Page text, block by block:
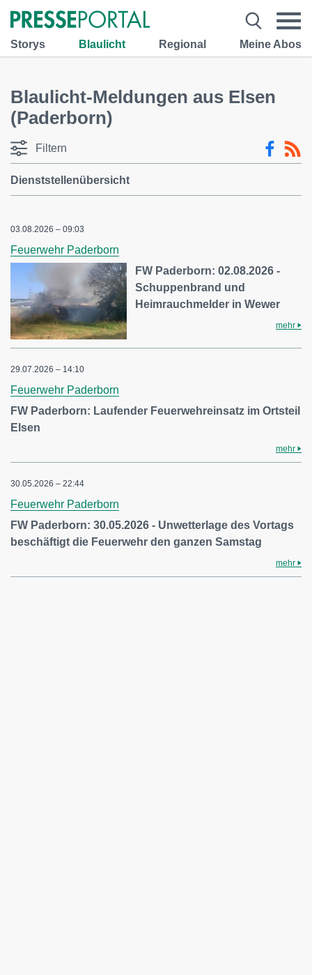
Storys Blaulicht Regional Meine Abos
Blaulicht-Meldungen aus Elsen
(Paderborn)
Filtern
Dienststellenübersicht
03.08.2026 – 09:03
Feuerwehr Paderborn
FW Paderborn: 02.08.2026 -
Schuppenbrand und
Heimrauchmelder in Wewer
mehr
29.07.2026 – 14:10
Feuerwehr Paderborn
FW Paderborn: Laufender Feuerwehreinsatz im Ortsteil
Elsen
mehr
30.05.2026 – 22:44
Feuerwehr Paderborn
FW Paderborn: 30.05.2026 - Unwetterlage des Vortags
beschäftigt die Feuerwehr den ganzen Samstag
mehr